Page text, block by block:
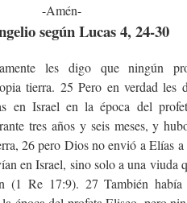
-Amén-
según Lucas 4, 24-30
les digo que ningún
tierra. 25 Pero en verdad les
en Israel en la época del
tres años y seis meses, y
26 pero Dios no envió a Elías a
en Israel, sino solo a una viuda
(1 Re 17:9). 27 También había